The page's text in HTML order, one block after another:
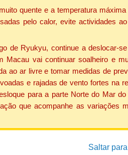
quente e a temperatura
pelo calor, evite actividades
de Ryukyu, continue a deslocar-
Macau vai continuar soalheiro e
ao ar livre e tomar medidas de
e rajadas de vento fortes na
para a parte Norte do Mar
que acompanhe as variações
Saltar